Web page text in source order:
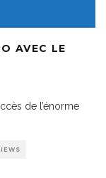
AVEC LE
de l’énorme